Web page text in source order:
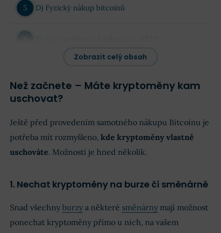
D) Fyzický nákup bitcoinů
Často kladené otázky (FAQ)
Diskuze k článku (komentáře)
Zobrazit celý obsah
Než začnete – Máte kryptoměny kam
uschovat?
Ještě před provedením samotného nákupu Bitcoinu je
potřeba mít rozmyšleno, kde kryptoměny vlastně
uschováte. Možností je hned několik.
1. Nechat kryptoměny na burze či směnárně
Snad všechny burzy a některé směnárny mají možnost
ponechat kryptoměny přímo u nich, na vašem